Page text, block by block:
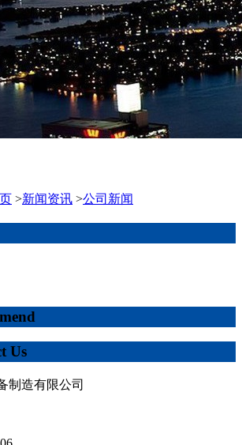
>新闻资讯 >公司新闻
Us
制造有限公司